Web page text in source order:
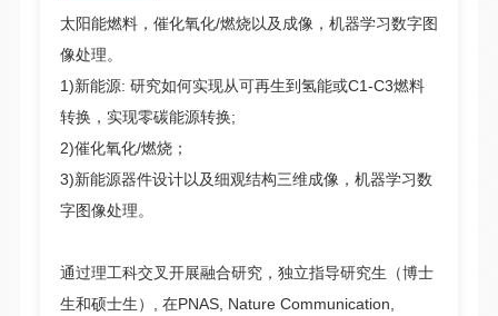
太阳能燃料，催化氧化/燃烧以及成像，机器学习数字图
像处理。
1)新能源: 研究如何实现从可再生到氢能或C1-C3燃料
转换，实现零碳能源转换;
2)催化氧化/燃烧；
3)新能源器件设计以及细观结构三维成像，机器学习数
字图像处理。
通过理工科交叉开展融合研究，独立指导研究生（博士
生和硕士生）, 在PNAS, Nature Communication,